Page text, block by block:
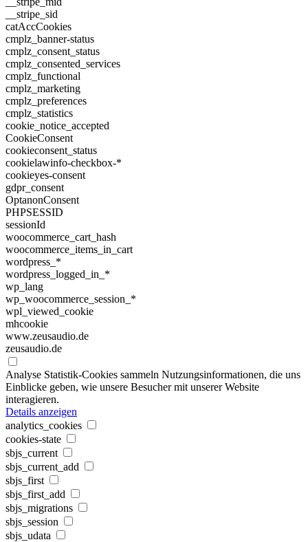
__stripe_sid
catAccCookies
cmplz_banner-status
cmplz_consent_status
cmplz_consented_services
cmplz_functional
cmplz_marketing
cmplz_preferences
cmplz_statistics
cookie_notice_accepted
CookieConsent
cookieconsent_status
cookielawinfo-checkbox-*
cookieyes-consent
gdpr_consent
OptanonConsent
PHPSESSID
sessionId
woocommerce_cart_hash
woocommerce_items_in_cart
wordpress_*
wordpress_logged_in_*
wp_lang
wp_woocommerce_session_*
wpl_viewed_cookie
mhcookie
www.zeusaudio.de
zeusaudio.de
Analyse Statistik-Cookies sammeln Nutzungsinformationen, die uns
Einblicke geben, wie unsere Besucher mit unserer Website
interagieren.
Details anzeigen
analytics_cookies
cookies-state
sbjs_current
sbjs_current_add
sbjs_first
sbjs_first_add
sbjs_migrations
sbjs_session
sbjs_udata